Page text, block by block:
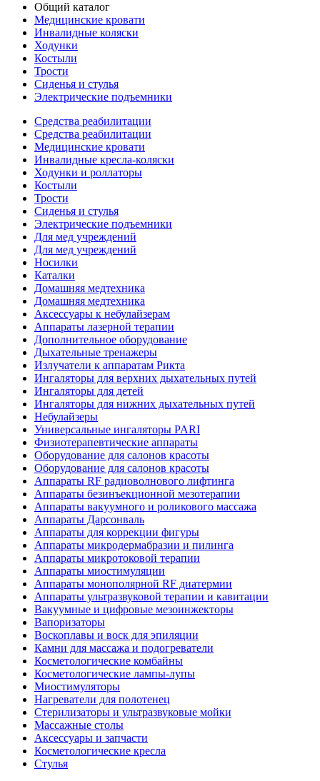
Общий каталог
Медицинские кровати
Инвалидные коляски
Ходунки
Костыли
Трости
Сиденья и стулья
Электрические подъемники
Средства реабилитации
Средства реабилитации
Медицинские кровати
Инвалидные кресла-коляски
Ходунки и роллаторы
Костыли
Трости
Сиденья и стулья
Электрические подъемники
Для мед учреждений
Для мед учреждений
Носилки
Каталки
Домашняя медтехника
Домашняя медтехника
Аксессуары к небулайзерам
Аппараты лазерной терапии
Дополнительное оборудование
Дыхательные тренажеры
Излучатели к аппаратам Рикта
Ингаляторы для верхних дыхательных путей
Ингаляторы для детей
Ингаляторы для нижних дыхательных путей
Небулайзеры
Универсальные ингаляторы PARI
Физиотерапевтические аппараты
Оборудование для салонов красоты
Оборудование для салонов красоты
Аппараты RF радиоволнового лифтинга
Аппараты безинъекционной мезотерапии
Аппараты вакуумного и роликового массажа
Аппараты Дарсонваль
Аппараты для коррекции фигуры
Аппараты микродермабразии и пилинга
Аппараты микротоковой терапии
Аппараты миостимуляции
Аппараты монополярной RF диатермии
Аппараты ультразвуковой терапии и кавитации
Вакуумные и цифровые мезоинжекторы
Вапоризаторы
Воскоплавы и воск для эпиляции
Камни для массажа и подогреватели
Косметологические комбайны
Косметологические лампы-лупы
Миостимуляторы
Нагреватели для полотенец
Стерилизаторы и ультразвуковые мойки
Массажные столы
Аксессуары и запчасти
Косметологические кресла
Стулья